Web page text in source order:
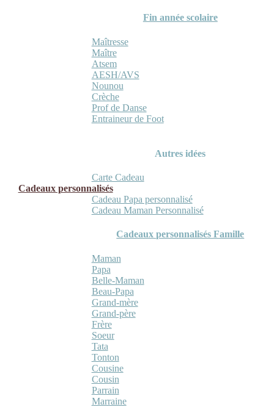
Fin année scolaire
Maîtresse
Maître
Atsem
AESH/AVS
Nounou
Crèche
Prof de Danse
Entraineur de Foot
Autres idées
Carte Cadeau
Cadeaux personnalisés
Cadeau Papa personnalisé
Cadeau Maman Personnalisé
Cadeaux personnalisés Famille
Maman
Papa
Belle-Maman
Beau-Papa
Grand-mère
Grand-père
Frère
Soeur
Tata
Tonton
Cousine
Cousin
Parrain
Marraine